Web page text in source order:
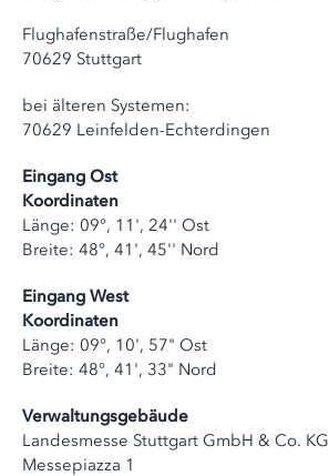
Flughafenstraße/Flughafen
70629 Stuttgart
bei älteren Systemen:
70629 Leinfelden-Echterdingen
Eingang Ost
Koordinaten
Länge: 09°, 11', 24'' Ost
Breite: 48°, 41', 45'' Nord
Eingang West
Koordinaten
Länge: 09°, 10', 57" Ost
Breite: 48°, 41', 33" Nord
Verwaltungsgebäude
Landesmesse Stuttgart GmbH & Co. KG
Messepiazza 1